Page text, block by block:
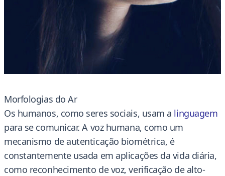
Morfologias do Ar
Os humanos, como seres sociais, usam a linguagem
para se comunicar. A voz humana, como um
mecanismo de autenticação biométrica, é
constantemente usada em aplicações da vida diária,
como reconhecimento de voz, verificação de alto-